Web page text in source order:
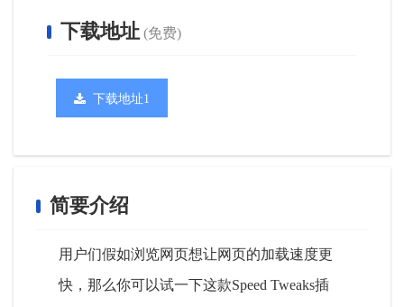
下载地址 (免费)
下载地址1
简要介绍
用户们假如浏览网页想让网页的加载速度更
快，那么你可以试一下这款Speed Tweaks插